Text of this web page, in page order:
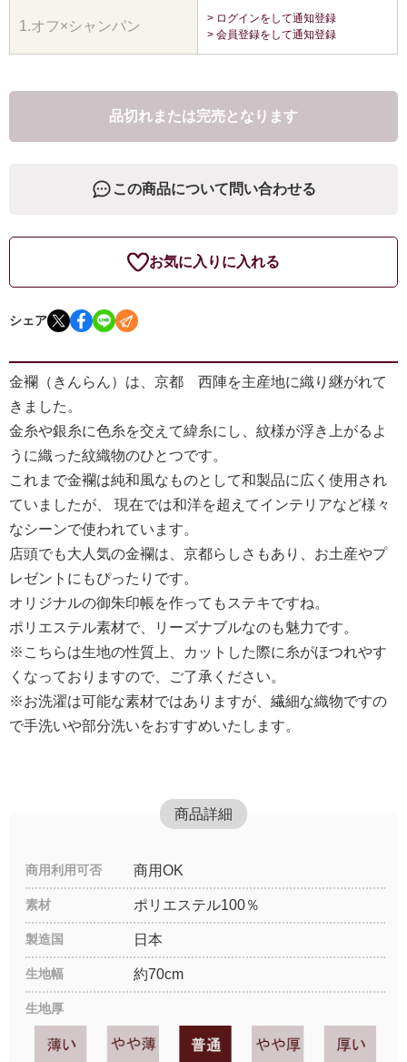
1.オフ×シャンパン
> ログインをして通知登録
> 会員登録をして通知登録
品切れまたは完売となります
この商品について問い合わせる
お気に入りに入れる
シェア
金襴（きんらん）は、京都 西陣を主産地に織り継がれて
きました。
金糸や銀糸に色糸を交えて緯糸にし、紋様が浮き上がるよ
うに織った紋織物のひとつです。
これまで金襴は純和風なものとして和製品に広く使用され
ていましたが、 現在では和洋を超えてインテリアなど様々
なシーンで使われています。
店頭でも大人気の金襴は、京都らしさもあり、お土産やプ
レゼントにもぴったりです。
オリジナルの御朱印帳を作ってもステキですね。
ポリエステル素材で、リーズナブルなのも魅力です。
※こちらは生地の性質上、カットした際に糸がほつれやす
くなっておりますので、ご了承ください。
※お洗濯は可能な素材ではありますが、繊細な織物ですの
で手洗いや部分洗いをおすすめいたします。
商品詳細
商用利用可否 商用OK
素材 ポリエステル100％
製造国 日本
生地幅 約70cm
生地厚